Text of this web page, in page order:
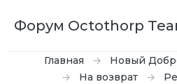
Форум Octothorp
Главная Новый
На возврат